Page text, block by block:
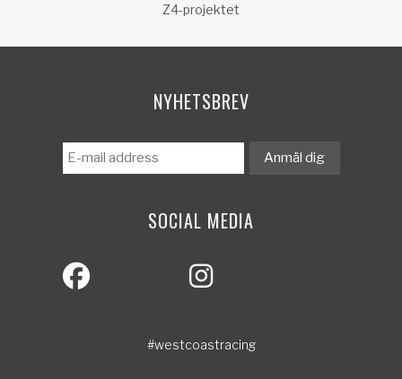
Z4-projektet
NYHETSBREV
SOCIAL MEDIA
#westcoastracing